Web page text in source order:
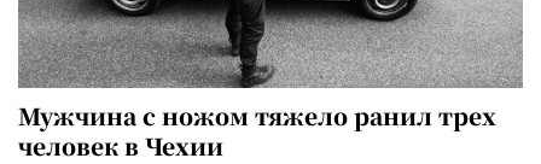
Мужчина с ножом тяжело ранил трех
человек в Чехии